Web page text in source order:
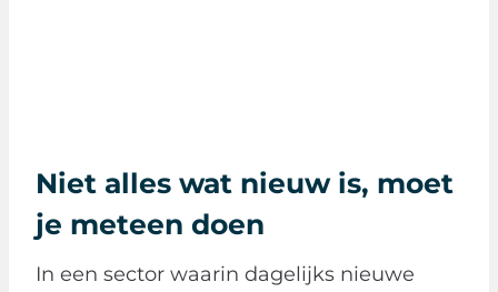
Niet alles wat nieuw is, moet
je meteen doen
In een sector waarin dagelijks nieuwe